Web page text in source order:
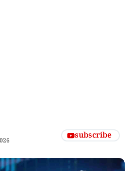
subscribe